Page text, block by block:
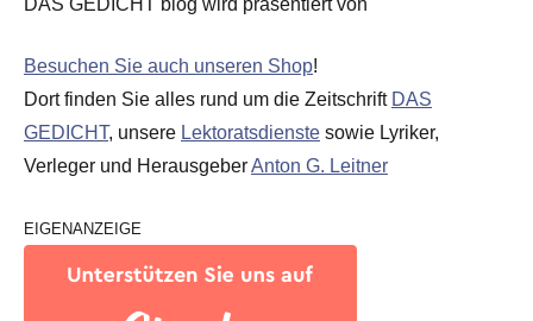
DAS GEDICHT blog wird präsentiert von
Besuchen Sie auch unseren Shop!
Dort finden Sie alles rund um die Zeitschrift DAS
GEDICHT, unsere Lektoratsdienste sowie Lyriker,
Verleger und HerausgeberAnton G. Leitner
EIGENANZEIGE